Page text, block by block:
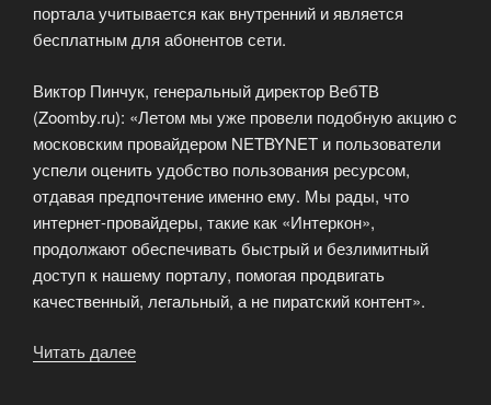
портала учитывается как внутренний и является
бесплатным для абонентов сети.
Виктор Пинчук, генеральный директор ВебТВ
(Zoomby.ru): «Летом мы уже провели подобную акцию c
московским провайдером NETBYNET и пользователи
успели оценить удобство пользования ресурсом,
отдавая предпочтение именно ему. Мы рады, что
интернет-провайдеры, такие как «Интеркон»,
продолжают обеспечивать быстрый и безлимитный
доступ к нашему порталу, помогая продвигать
качественный, легальный, а не пиратский контент».
Читать далее